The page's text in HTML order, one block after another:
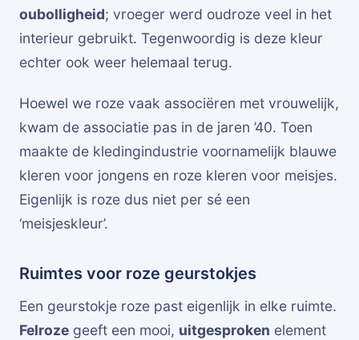
oubolligheid; vroeger werd oudroze veel in het
interieur gebruikt. Tegenwoordig is deze kleur
echter ook weer helemaal terug.
Hoewel we roze vaak associëren met vrouwelijk,
kwam de associatie pas in de jaren ’40. Toen
maakte de kledingindustrie voornamelijk blauwe
kleren voor jongens en roze kleren voor meisjes.
Eigenlijk is roze dus niet per sé een
‘meisjeskleur’.
Ruimtes voor roze geurstokjes
Een geurstokje roze past eigenlijk in elke ruimte.
Felroze geeft een mooi, uitgesproken element